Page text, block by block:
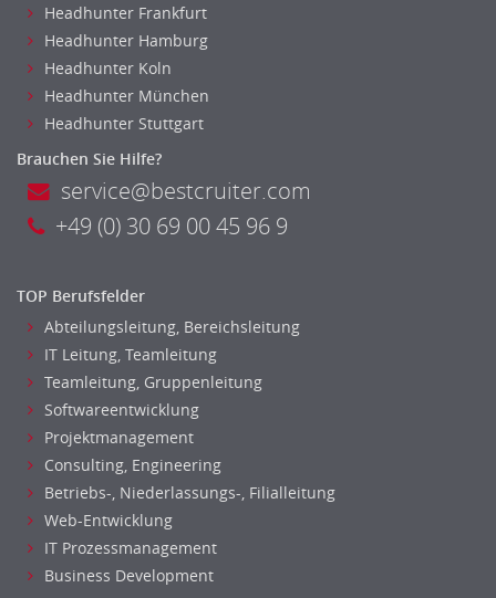
Headhunter Frankfurt
Headhunter Hamburg
Headhunter Koln
Headhunter München
Headhunter Stuttgart
Brauchen Sie Hilfe?
service@bestcruiter.com
+49 (0) 30 69 00 45 96 9
TOP Berufsfelder
Abteilungsleitung, Bereichsleitung
IT Leitung, Teamleitung
Teamleitung, Gruppenleitung
Softwareentwicklung
Projektmanagement
Consulting, Engineering
Betriebs-, Niederlassungs-, Filialleitung
Web-Entwicklung
IT Prozessmanagement
Business Development